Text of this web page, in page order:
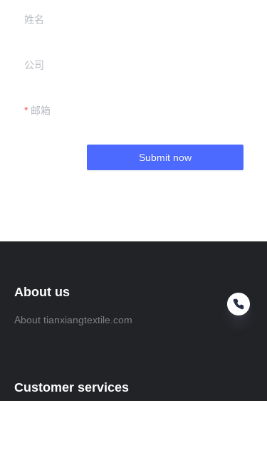
姓名
公司
邮箱
Submit now
About us
About tianxiangtextile.com
Customer services